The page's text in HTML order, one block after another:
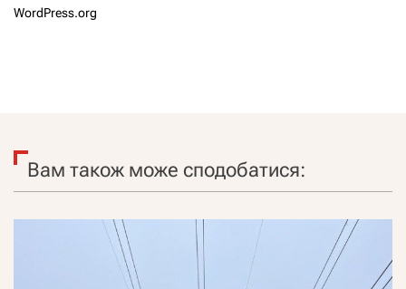
WordPress.org
Вам також може сподобатися: